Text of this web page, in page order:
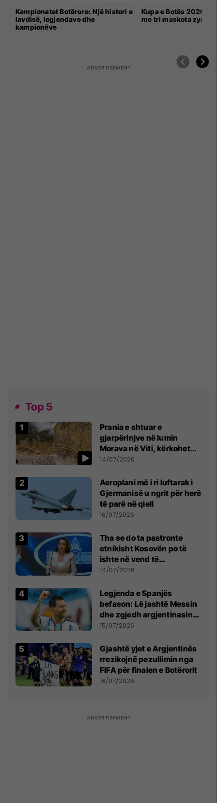
Kampionatet Botërore: Një histori e
lavdisë, legjendave dhe
kampionëve
Kupa e Botës 2026
me tri maskota zyrtare
Top 5
Prania e shtuar e
gjarpërinjve në lumin
Morava në Viti, kërkohet
kujdes nga qytetarët
14/07/2026
Aeroplani më i ri luftarak i
Gjermanisë u ngrit për herë
të parë në qiell
16/07/2026
Tha se do ta pastronte
etnikisht Kosovën po të
ishte në vend të
Millosheviqit, Lëvizja e
kërkon shkarkimin e
menjëhershëm të
Snezhana Paunoviq
14/07/2026
Legjenda e Spanjës
befason: Lë jashtë Messin
dhe zgjedh argjentinasin
më të mirë në botë
15/07/2026
Gjashtë yjet e Argjentinës
rrezikojnë pezullimin nga
FIFA për finalen e Botërorit
16/07/2026